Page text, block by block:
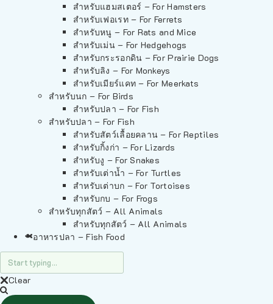
สำหรับแฮมสเตอร์ – For Hamsters
สำหรับเฟอเรท – For Ferrets
สำหรับหนู – For Rats and Mice
สำหรับเม่น – For Hedgehogs
สำหรับกระรอกดิน – For Prairie Dogs
สำหรับลิง – For Monkeys
สำหรับเมียร์แคท – For Meerkats
สำหรับนก – For Birds
สำหรับปลา – For Fish
สำหรับปลา – For Fish
สำหรับสัตว์เลื้อยคลาน – For Reptiles
สำหรับกิ้งก่า – For Lizards
สำหรับงู – For Snakes
สำหรับเต่าน้ำ – For Turtles
สำหรับเต่าบก – For Tortoises
สำหรับกบ – For Frogs
สำหรับทุกสัตว์ – All Animals
สำหรับทุกสัตว์ – All Animals
อาหารปลา – Fish Food
Clear